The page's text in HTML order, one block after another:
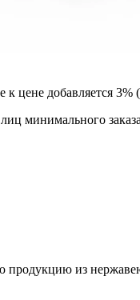
цене добавляется 3%
минимального
продукцию из